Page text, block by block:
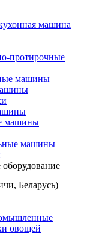
машина
протирочные
машины
машины
машины
Беларусь)
овощей